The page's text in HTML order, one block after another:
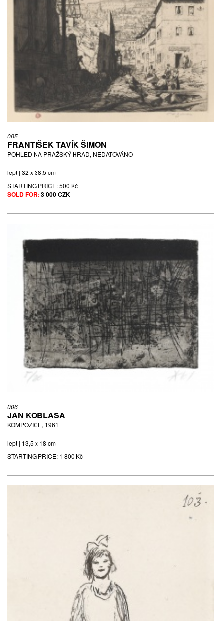
005
FRANTIŠEK TAVÍK ŠIMON
POHLED NA PRAŽSKÝ HRAD, NEDATOVÁNO
lept | 32 x 38,5 cm
STARTING PRICE:500 Kč
SOLD FOR: 3 000 CZK
006
JAN KOBLASA
KOMPOZICE, 1961
lept | 13,5 x 18 cm
STARTING PRICE: 1 800 Kč